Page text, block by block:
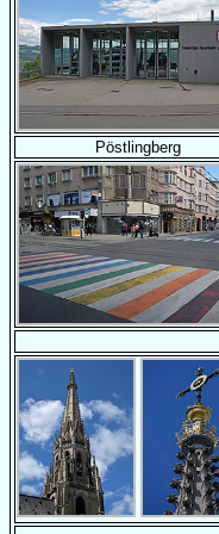
Pöstlingberg